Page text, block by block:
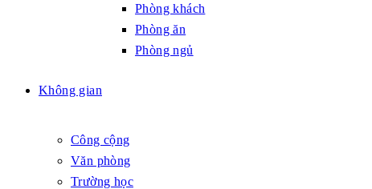
Phòng khách
Phòng ăn
Phòng ngủ
Không gian
Công cộng
Văn phòng
Trường học